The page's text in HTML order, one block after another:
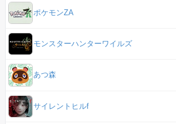
ポケモンZA
モンスターハンターワイルズ
あつ森
サイレントヒルf